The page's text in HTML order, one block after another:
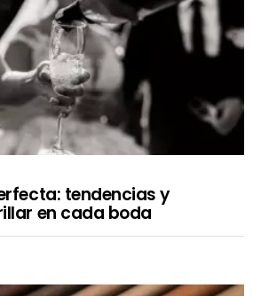
tendencias y
en cada boda